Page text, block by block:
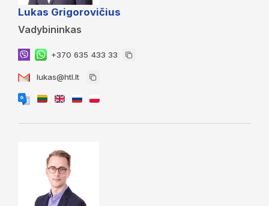
Lukas Grigorovičius
Vadybininkas
+370 635 433 33
lukas@htl.lt